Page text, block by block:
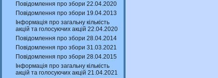
Повідомлення про збори 22.04.2020
Повідомлення про збори 19.04.2013
Інформація про загальну кількість
акцій та голосуючих акцій 22.04.2020
Повідомлення про збори 28.04.2014
Повідомлення про збори 31.03.2021
Повідомлення про збори 28.04.2015
Інформація про загальну кількість
акцій та голосуючих акцій 21.04.2021